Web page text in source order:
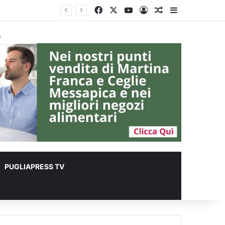
animali FacebookYou TubeAccediUn articolo a
PUGLIAPRESS TV